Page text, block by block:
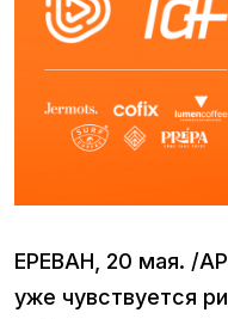
ЕРЕВАН, 20 мая. /
уже чувствуется